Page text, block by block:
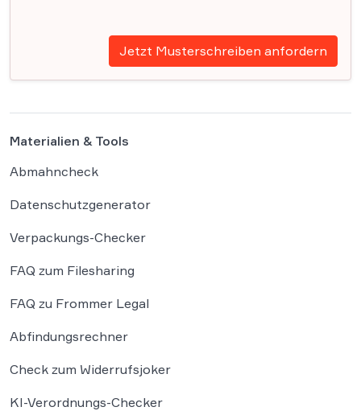
Jetzt Musterschreiben anfordern
Materialien & Tools
Abmahncheck
Datenschutzgenerator
Verpackungs-Checker
FAQ zum Filesharing
FAQ zu Frommer Legal
Abfindungsrechner
Check zum Widerrufsjoker
KI-Verordnungs-Checker